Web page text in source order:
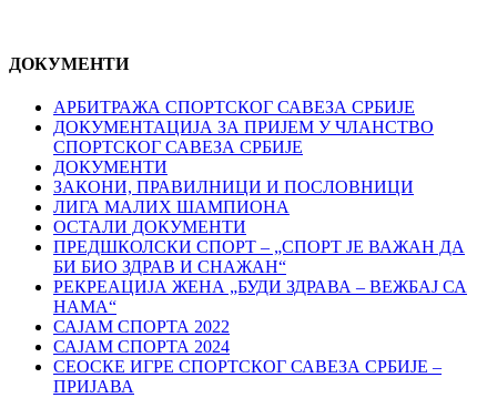
ДОКУМЕНТИ
АРБИТРАЖА СПОРТСКОГ САВЕЗА СРБИЈЕ
ДОКУМЕНТАЦИЈА ЗА ПРИЈЕМ У ЧЛАНСТВО
СПОРТСКОГ САВЕЗА СРБИЈЕ
ДОКУМЕНТИ
ЗАКОНИ, ПРАВИЛНИЦИ И ПОСЛОВНИЦИ
ЛИГА МАЛИХ ШАМПИОНА
ОСТАЛИ ДОКУМЕНТИ
ПРЕДШКОЛСКИ СПОРТ – „СПОРТ ЈЕ ВАЖАН ДА
БИ БИО ЗДРАВ И СНАЖАН“
РЕКРЕАЦИЈА ЖЕНА „БУДИ ЗДРАВА – ВЕЖБАЈ СА
НАМА“
САЈАМ СПОРТА 2022
САЈАМ СПОРТА 2024
СЕОСКЕ ИГРЕ СПОРТСКОГ САВЕЗА СРБИЈЕ –
ПРИЈАВА